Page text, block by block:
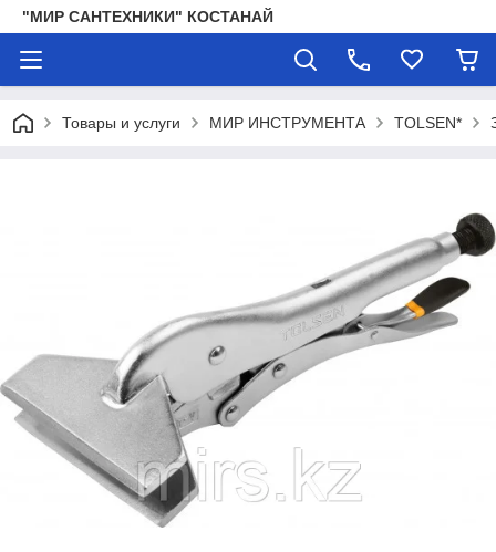
"МИР САНТЕХНИКИ" КОСТАНАЙ
Товары и услуги МИР ИНСТРУМЕНТА TOLSEN*